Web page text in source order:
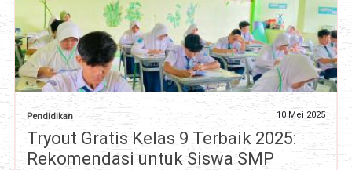
Pendidikan 10 Mei 2025
Tryout Gratis Kelas 9 Terbaik 2025:
Rekomendasi untuk Siswa SMP